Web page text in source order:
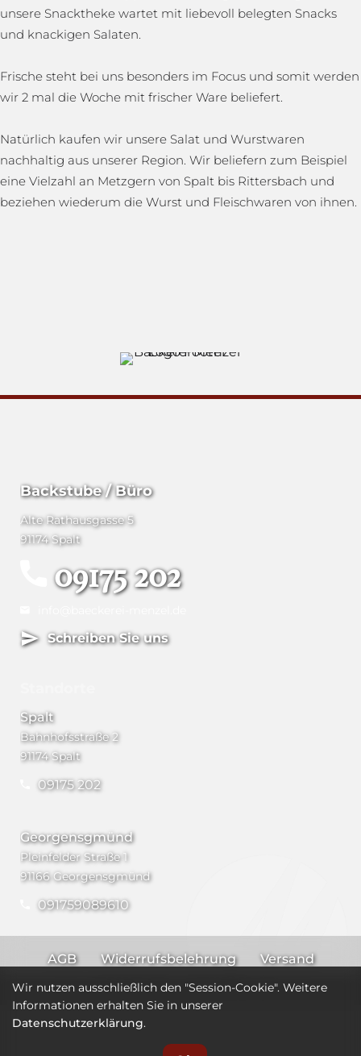
unsere Snacktheke wartet mit liebevoll belegten Snacks
und knackigen Salaten.
Frische steht bei uns besonders im Focus und somit werden
wir 2 mal die Woche mit frischer Ware beliefert.
Natürlich kaufen wir unsere Salat und Wurstwaren
nachhaltig aus unserer Region. Wir beliefern zum Beispiel
eine Vielzahl an Metzgern von Spalt bis Rittersbach und
beziehen wiederum die Wurst und Fleischwaren von ihnen.
Backstube / Büro
Alte Rathausgasse 5
91174 Spalt
09175 202
Schreiben Sie uns
Spalt
Bahnhofsstraße 2
91174 Spalt
09175 202
Georgensgmünd
Pleinfelder Straße 1
91166 Georgensgmünd
091759089610
AGB Widerrufsbelehrung
Versand
Impressum
Datenschutz
Wir nutzen ausschließlich den "Session-Cookie". Weitere
Informationen erhalten Sie in unserer
Datenschutzerklärung.